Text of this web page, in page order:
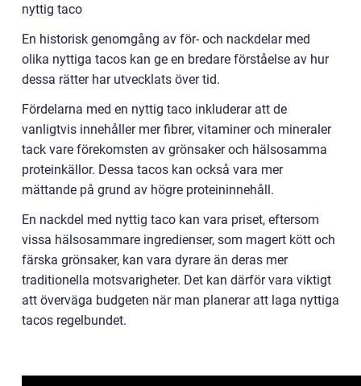
nyttig taco
En historisk genomgång av för- och nackdelar med
olika nyttiga tacos kan ge en bredare förståelse av hur
dessa rätter har utvecklats över tid.
Fördelarna med en nyttig taco inkluderar att de
vanligtvis innehåller mer fibrer, vitaminer och mineraler
tack vare förekomsten av grönsaker och hälsosamma
proteinkällor. Dessa tacos kan också vara mer
mättande på grund av högre proteininnehåll.
En nackdel med nyttig taco kan vara priset, eftersom
vissa hälsosammare ingredienser, som magert kött och
färska grönsaker, kan vara dyrare än deras mer
traditionella motsvarigheter. Det kan därför vara viktigt
att överväga budgeten när man planerar att laga nyttiga
tacos regelbundet.